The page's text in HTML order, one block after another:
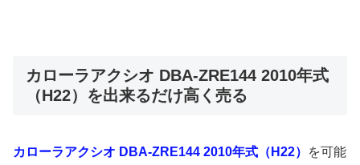
カローラアクシオ DBA-ZRE144 2010年式
（H22）を出来るだけ高く売る
カローラアクシオ DBA-ZRE144 2010年式（H22）
を可能